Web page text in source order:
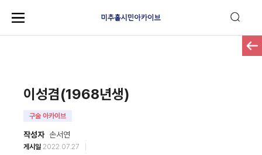
이성겸(1968년생)
구술 아카이브
작성자 손서연
게시일 2022.07.27